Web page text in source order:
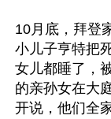
10月底，拜登
小儿子亨特把
女儿都睡了，
的亲孙女在大
开说，他们全